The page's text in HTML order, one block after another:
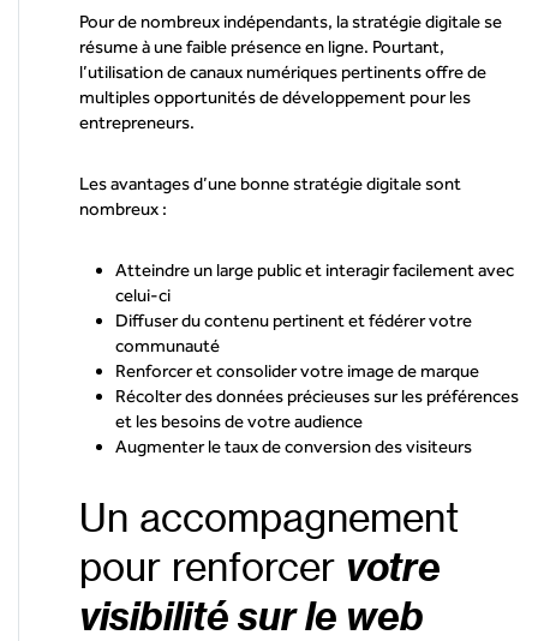
Pour de nombreux indépendants, la stratégie digitale se
résume à une faible présence en ligne. Pourtant,
l’utilisation de canaux numériques pertinents offre de
multiples opportunités de développement pour les
entrepreneurs.
Les avantages d’une bonne stratégie digitale sont
nombreux :
Atteindre un large public et interagir facilement avec
celui-ci
Diffuser du contenu pertinent et fédérer votre
communauté
Renforcer et consolider votre image de marque
Récolter des données précieuses sur les préférences
et les besoins de votre audience
Augmenter le taux de conversion des visiteurs
Un accompagnement
pour renforcer votre
visibilité sur le web